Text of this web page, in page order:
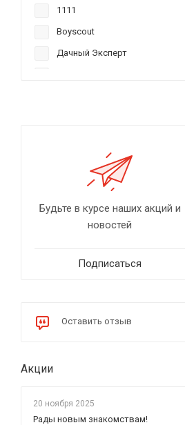
1111
Boyscout
Дачный Эксперт
Будьте в курсе наших акций и
новостей
Подписаться
Оставить отзыв
Акции
20 ноября 2025
Рады новым знакомствам!